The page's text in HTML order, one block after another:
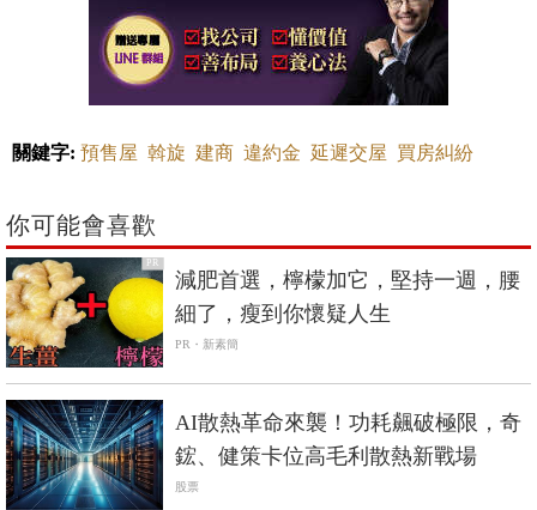
關鍵字: 預售屋 斡旋 建商 違約金 延遲交屋 買房糾紛
你可能會喜歡
PR
減肥首選，檸檬加它，堅持一週，腰
細了，瘦到你懷疑人生
PR・新素簡
AI散熱革命來襲！功耗飆破極限，奇
鋐、健策卡位高毛利散熱新戰場
股票